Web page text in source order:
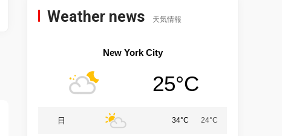
Weather news 天気情報
New York City
25°C
日 34°C 24°C